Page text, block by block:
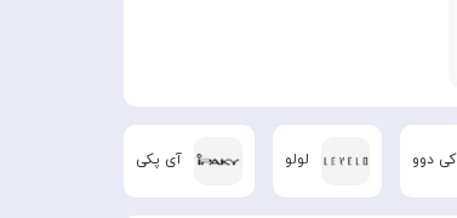
کی دوو لولو آی پکی